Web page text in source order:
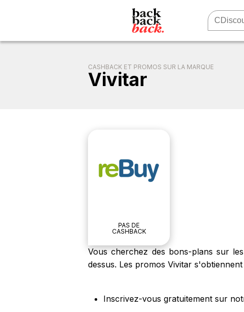
CASHBACK ET PROMOS SUR LA MARQUE
Vivitar
PAS DE
CASHBACK
Vous cherchez des bons-plans sur
dessus. Les promos Vivitar
Inscrivez-vous gratuitement sur